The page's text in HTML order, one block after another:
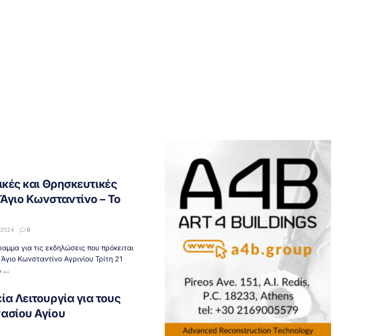
και Θρησκευτικές
Κωνσταντίνο – Το
0
για τις εκδηλώσεις που πρόκειται
Κωνσταντίνο Αγρινίου Τρίτη 21
...
Λειτουργία για τους
Αγίου